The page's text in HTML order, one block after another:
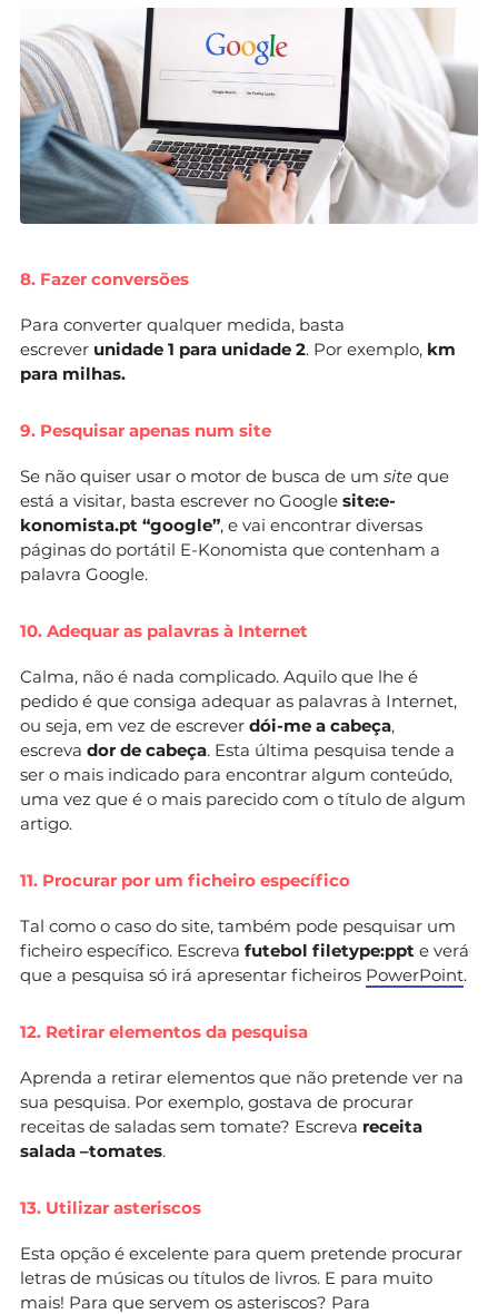
8. Fazer conversões
Para converter qualquer medida, basta
escrever unidade 1 para unidade 2. Por exemplo, km
para milhas.
9. Pesquisar apenas num site
Se não quiser usar o motor de busca de um site que
está a visitar, basta escrever no Google site:e-
konomista.pt “google”, e vai encontrar diversas
páginas do portátil E-Konomista que contenham a
palavra Google.
10. Adequar as palavras à Internet
Calma, não é nada complicado. Aquilo que lhe é
pedido é que consiga adequar as palavras à Internet,
ou seja, em vez de escrever dói-me a cabeça,
escreva dor de cabeça. Esta última pesquisa tende a
ser o mais indicado para encontrar algum conteúdo,
uma vez que é o mais parecido com o título de algum
artigo.
11. Procurar por um ficheiro específico
Tal como o caso do site, também pode pesquisar um
ficheiro específico. Escreva futebol filetype:ppt e verá
que a pesquisa só irá apresentar ficheiros PowerPoint.
12. Retirar elementos da pesquisa
Aprenda a retirar elementos que não pretende ver na
sua pesquisa. Por exemplo, gostava de procurar
receitas de saladas sem tomate? Escreva receita
salada –tomates.
13. Utilizar asteriscos
Esta opção é excelente para quem pretende procurar
letras de músicas ou títulos de livros. E para muito
mais! Para que servem os asteriscos? Para